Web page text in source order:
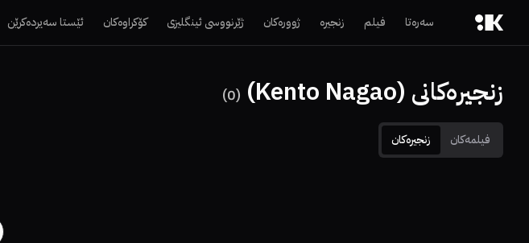
سەرەتا فیلم زنجیرە ژوورەکان ژێرنووسی ئینگلیزی کۆکراوەکان ئێستا سەیردەکرێن
زنجیرەکانی (Kento Nagao) (
0
)
فیلمەکان زنجیرەکان